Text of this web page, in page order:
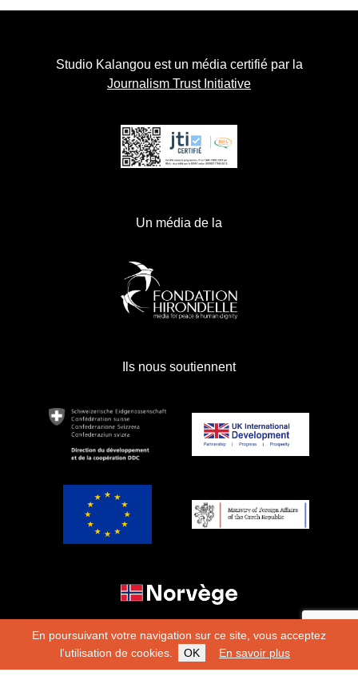
En poursuivant votre navigation sur ce site, vous acceptez
l'utilisation de cookies.
OK En savoir plus
Studio Kalangou est un média certifié par la
Journalism Trust Initiative
Un média de la
Ils nous soutiennent